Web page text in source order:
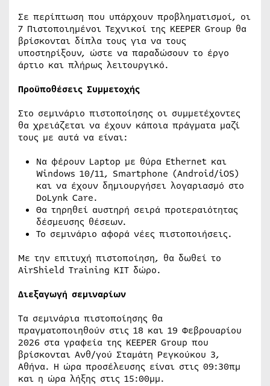
Σε περίπτωση που υπάρχουν προβληματισμοί, οι
7 Πιστοποιημένοι Τεχνικοί της KEEPER Group θα
βρίσκονται δίπλα τους για να τους
υποστηρίξουν, ώστε να παραδώσουν το έργο
άρτιο και πλήρως λειτουργικό.
Προϋποθέσεις Συμμετοχής
Στο σεμινάριο πιστοποίησης οι συμμετέχοντες
θα χρειάζεται να έχουν κάποια πράγματα μαζί
τους με αυτά να είναι:
Να φέρουν Laptop με θύρα Ethernet και
Windows 10/11, Smartphone (Android/iOS)
και να έχουν δημιουργήσει λογαριασμό στο
DoLynk Care.
Θα τηρηθεί αυστηρή σειρά προτεραιότητας
δέσμευσης θέσεων.
Το σεμινάριο αφορά νέες πιστοποιήσεις.
Με την επιτυχή πιστοποίηση, θα δωθεί το
AirShield Training KIT δώρο.
Διεξαγωγή σεμιναρίων
Τα σεμινάρια πιστοποίησης θα
πραγματοποιηθούν στις 18 και 19 Φεβρουαρίου
2026 στα γραφεία της KEEPER Group που
βρίσκονται Ανθ/γού Σταμάτη Ρεγκούκου 3,
Αθήνα. Η ώρα προσέλευσης είναι στις 09:30πμ
και η ώρα λήξης στις 15:00μμ.